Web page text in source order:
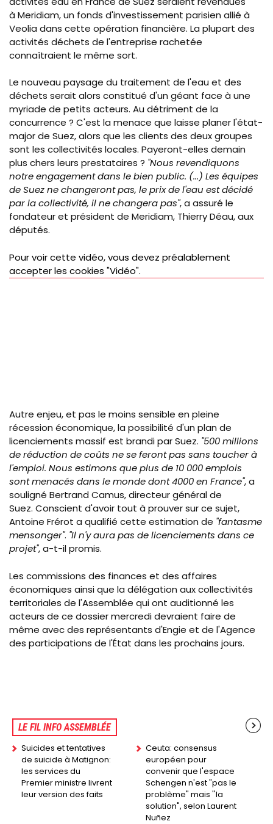
à Meridiam, un fonds d'investissement parisien allié à
Veolia dans cette opération financière. La plupart des
activités déchets de l'entreprise rachetée
connaîtraient le même sort.
Le nouveau paysage du traitement de l'eau et des
déchets serait alors constitué d'un géant face à une
myriade de petits acteurs. Au détriment de la
concurrence ? C'est la menace que laisse planer l'état-
major de Suez, alors que les clients des deux groupes
sont les collectivités locales. Payeront-elles demain
plus chers leurs prestataires ? "Nous revendiquons
notre engagement dans le bien public. (...) Les équipes
de Suez ne changeront pas, le prix de l'eau est décidé
par la collectivité, il ne changera pas", a assuré le
fondateur et président de Meridiam, Thierry Déau, aux
députés.
Pour voir cette vidéo, vous devez préalablement
accepter les cookies "Vidéo".
Autre enjeu, et pas le moins sensible en pleine
récession économique, la possibilité d'un plan de
licenciements massif est brandi par Suez. "500 millions
de réduction de coûts ne se feront pas sans toucher à
l'emploi. Nous estimons que plus de 10 000 emplois
sont menacés dans le monde dont 4000 en France", a
souligné Bertrand Camus, directeur général de
Suez. Conscient d'avoir tout à prouver sur ce sujet,
Antoine Frérot a qualifié cette estimation de "fantasme
mensonger". "Il n'y aura pas de licenciements dans ce
projet", a-t-il promis.
Les commissions des finances et des affaires
économiques ainsi que la délégation aux collectivités
territoriales de l'Assemblée qui ont auditionné les
acteurs de ce dossier mercredi devraient faire de
même avec des représentants d'Engie et de l'Agence
des participations de l'État dans les prochains jours.
LE FIL INFO ASSEMBLÉE
Suicides et tentatives
de suicide à Matignon:
les services du
Premier ministre livrent
leur version des faits
Ceuta: consensus
européen pour
convenir que l'espace
Schengen n'est "pas le
problème" mais ''la
solution", selon Laurent
Nuñez